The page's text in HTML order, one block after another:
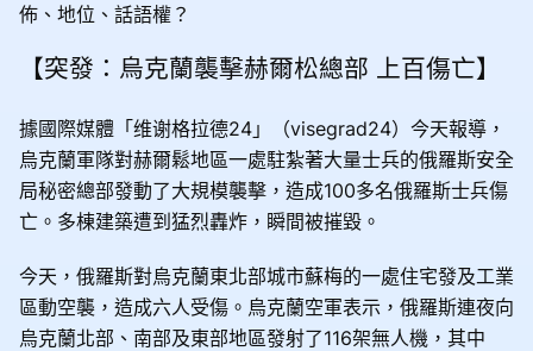
佈、地位、話語權？
【突發：烏克蘭襲擊赫爾松總部 上百傷亡】
據國際媒體「维谢格拉德24」（visegrad24）今天報導，
烏克蘭軍隊對赫爾鬆地區一處駐紮著大量士兵的俄羅斯安全
局秘密總部發動了大規模襲擊，造成100多名俄羅斯士兵傷
亡。多棟建築遭到猛烈轟炸，瞬間被摧毀。
今天，俄羅斯對烏克蘭東北部城市蘇梅的一處住宅發及工業
區動空襲，造成六人受傷。烏克蘭空軍表示，俄羅斯連夜向
烏克蘭北部、南部及東部地區發射了116架無人機，其中